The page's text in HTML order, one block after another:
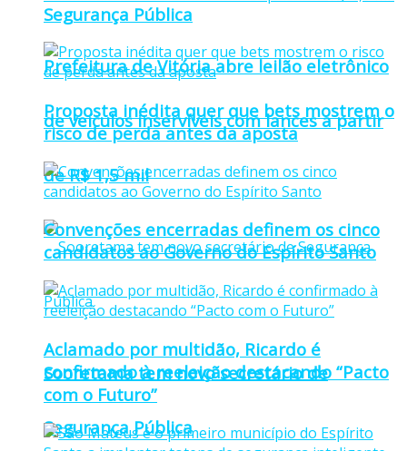
Prefeitura de Vitória abre leilão eletrônico
de veículos inservíveis com lances a partir
de R$ 1,5 mil
Sooretama tem novo secretário de
Segurança Pública
Segurança Pública
Proposta inédita quer que bets mostrem o
risco de perda antes da aposta
Convenções encerradas definem os cinco
candidatos ao Governo do Espírito Santo
Aclamado por multidão, Ricardo é
confirmado à reeleição destacando “Pacto
com o Futuro”